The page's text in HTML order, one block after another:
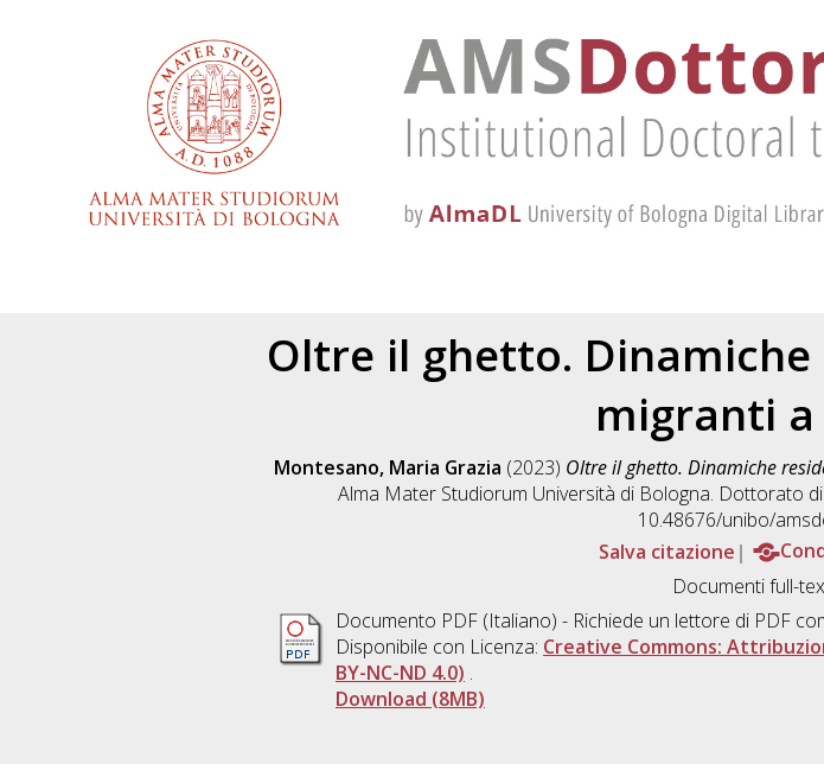
Oltre il ghetto.
migranti a
Montesano, Maria Grazia (2023) Oltre il ghetto. Dinamiche
Alma Mater Studiorum Università di Bologna. Dottorato
10.48676/unibo/
Salva citazione
Documenti full-
Documento PDF (Italiano) - Richiede un lettore di PDF
Disponibile con Licenza: Creative Commons:
BY-NC-ND 4.0) .
Download (8MB)